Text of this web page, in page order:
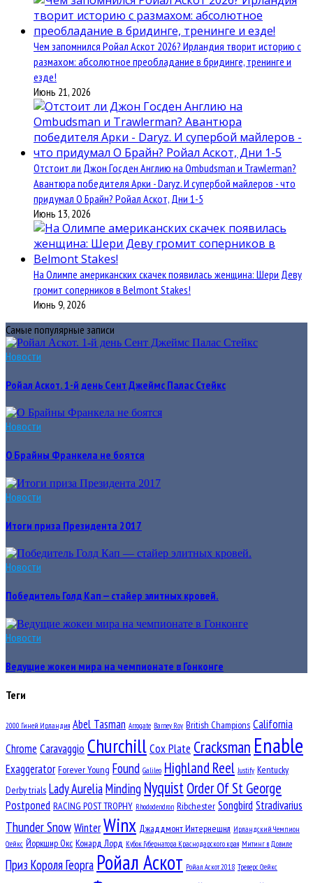
Чем запомнился Ройал Аскот 2026? Ирландия творит историю с
размахом: абсолютное преобладание в бридинге, тренинге и
езде!
Июнь 21, 2026
Отстоит ли Джон Госден Англию на Ombudsman и Trawlerman?
Авантюра победителя Арки - Daryz. И супербой майлеров - что
придумал О Брайн? Ройал Аскот, Дни 1-5
Июнь 13, 2026
На Олимпе американских скачек появилась женщина: Шери Деву
громит соперников в Belmont Stakes!
Июнь 9, 2026
Самые популярные записи
Новости
Ройал Аскот. 1-й день Сент Джеймс Палас Стейкс
Новости
О Брайны Франкела не боятся
Новости
Итоги приза Президента 2017
Новости
Победитель Голд Кап — стайер элитных кровей.
Новости
Ведущие жокеи мира на чемпионате в Гонконге
Теги
2000 Гиней Ирландия Abel Tasman Arrogate Barney Roy British Champions California
Chrome Caravaggio ChurchillCox Plate Cracksman Enable
Exaggerator Forever Young Found Galileo Highland Reel Justify Kentucky
Derby trials Lady AureliaMinding NyquistOrder Of St George
Postponed RACING POST TROPHY Rhododendron Ribchester Songbird Stradivarius
Thunder SnowWinterWinx Джаддмонт Интернешнл Ирландский Чемпион
Стейкс Йоркшир Окс Конард Лорд Кубок Губернатора Краснодарского края Митинг в Довиле
Приз Короля Георга Ройал Аскот Ройал Аскот 2018 Треверс Стейкс